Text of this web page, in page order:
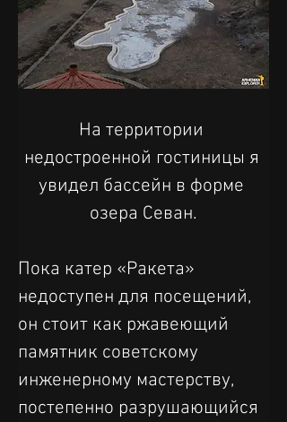
На территории
недостроенной гостиницы я
увидел бассейн в форме
озера Севан.
Пока катер «Ракета»
недоступен для посещений,
он стоит как ржавеющий
памятник советскому
инженерному мастерству,
постепенно разрушающийся